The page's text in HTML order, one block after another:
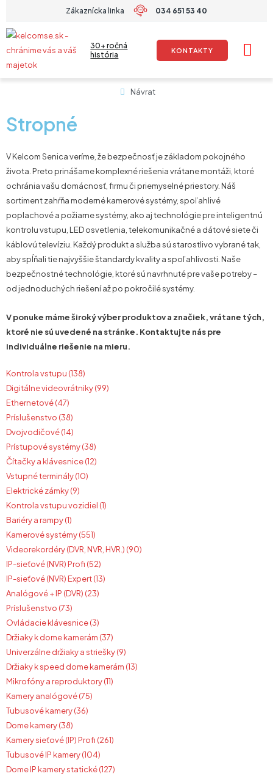
obsah
Zákaznícka linka 034 651 53 40
30+ ročná
história
KONTAKTY
Návrat
Stropné
V Kelcom Senica veríme, že bezpečnosť je základom pokojného
života. Preto prinášame komplexné riešenia vrátane montáži, ktoré
ochránia vašu domácnosť, firmu či priemyselné priestory. Náš
sortiment zahŕňa moderné kamerové systémy, spoľahlivé
poplachové a požiarne systémy, ako aj technológie pre inteligentnú
kontrolu vstupu, LED osvetlenia, telekomunikačné a dátové siete či
káblovú televíziu. Každý produkt a služba sú starostlivo vybrané tak,
aby spĺňali tie najvyššie štandardy kvality a spoľahlivosti. Naše
bezpečnostné technológie, ktoré sú navrhnuté pre vaše potreby –
od jednoduchých riešení až po pokročilé systémy.
V ponuke máme široký výber produktov a značiek, vrátane tých,
ktoré nie sú uvedené na stránke. Kontaktujte nás pre
individuálne riešenie na mieru.
Kontrola vstupu (138)
Digitálne videovrátniky (99)
Ethernetové (47)
Príslušenstvo (38)
Dvojvodičové (14)
Prístupové systémy (38)
Čítačky a klávesnice (12)
Vstupné terminály (10)
Elektrické zámky (9)
Kontrola vstupu vozidiel (1)
Bariéry a rampy (1)
Kamerové systémy (551)
Videorekordéry (DVR, NVR, HVR.) (90)
IP-sieťové (NVR) Profi (52)
IP-sieťové (NVR) Expert (13)
Analógové + IP (DVR) (23)
Príslušenstvo (73)
Ovládacie klávesnice (3)
Držiaky k dome kamerám (37)
Univerzálne držiaky a striešky (9)
Držiaky k speed dome kamerám (13)
Mikrofóny a reproduktory (11)
Kamery analógové (75)
Tubusové kamery (36)
Dome kamery (38)
Kamery sieťové (IP) Profi (261)
Tubusové IP kamery (104)
Dome IP kamery statické (127)